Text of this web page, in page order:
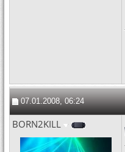
07.01.2008, 06:24
BORN2KILL